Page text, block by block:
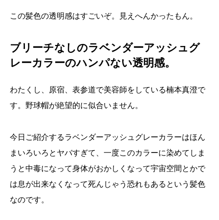
この髪色の透明感はすごいぞ。見えへんかったもん。
ブリーチなしのラベンダーアッシュグ
レーカラーのハンパない透明感。
わたくし、原宿、表参道で美容師をしている楠本真澄で
す。野球帽が絶望的に似合いません。
今日ご紹介するラベンダーアッシュグレーカラーはほん
まいろいろとヤバすぎて、一度このカラーに染めてしま
うと中毒になって身体がおかしくなって宇宙空間とかで
は息が出来なくなって死んじゃう恐れもあるという髪色
なのです。